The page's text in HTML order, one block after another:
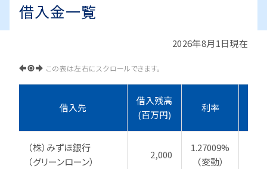
借入金一覧
2026年8月1日現在
この表は左右にスクロールできます。
借入先
借入残高
(百万円)
利率
（株）みずほ銀行
（グリーンローン）
2,000
1.27009%
（変動）